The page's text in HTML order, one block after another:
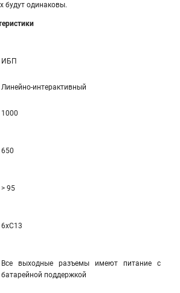
будут одинаковы.
ИБП
Линейно-интерактивный
1000
650
> 95
6xC13
Все выходные разъемы имеют питание с
батарейной поддержкой